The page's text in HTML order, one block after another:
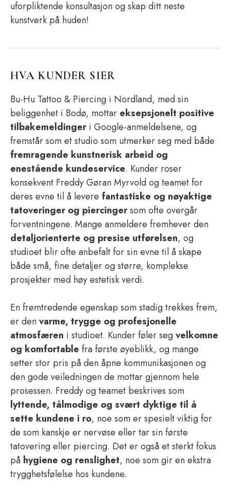
uforpliktende konsultasjon og skap ditt neste
kunstverk på huden!
HVA KUNDER SIER
Bu-Hu Tattoo & Piercing i Nordland, med sin
beliggenhet i Bodø, mottar eksepsjonelt positive
tilbakemeldingeri Google-anmeldelsene, og
fremstår som et studio som utmerker seg med både
fremragende kunstnerisk arbeid og
enestående kundeservice. Kunder roser
konsekvent Freddy Gøran Myrvold og teamet for
deres evne til å levere fantastiske og nøyaktige
tatoveringer og piercingersom ofte overgår
forventningene. Mange anmeldere fremhever den
detaljorienterte og presise utførelsen, og
studioet blir ofte anbefalt for sin evne til å skape
både små, fine detaljer og større, komplekse
prosjekter med høy estetisk verdi.
En fremtredende egenskap som stadig trekkes frem,
er denvarme, trygge og profesjonelle
atmosfæren i studioet. Kunder føler segvelkomne
og komfortable fra første øyeblikk, og mange
setter stor pris på den åpne kommunikasjonen og
den gode veiledningen de mottar gjennom hele
prosessen. Freddy og teamet beskrives som
lyttende, tålmodige og svært dyktige til å
sette kundene i ro, noe som er spesielt viktig for
de som kanskje er nervøse eller tar sin første
tatovering eller piercing. Det er også et sterkt fokus
på hygiene og renslighet, noe som gir en ekstra
trygghetsfølelse hos kundene.